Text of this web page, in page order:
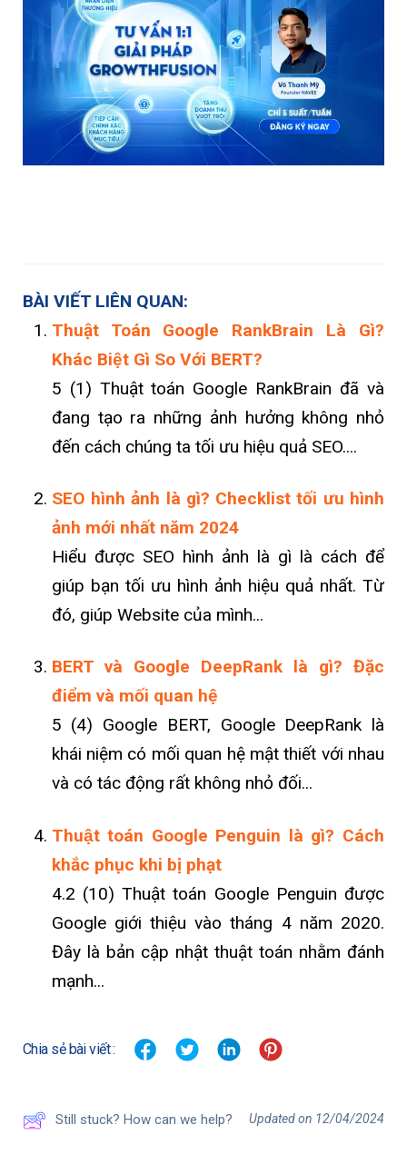
BÀI VIẾT LIÊN QUAN:
Thuật Toán Google RankBrain Là Gì?
Khác Biệt Gì So Với BERT?
5 (1) Thuật toán Google RankBrain đã và
đang tạo ra những ảnh hưởng không nhỏ
đến cách chúng ta tối ưu hiệu quả SEO....
SEO hình ảnh là gì? Checklist tối ưu hình
ảnh mới nhất năm 2024
Hiểu được SEO hình ảnh là gì là cách để
giúp bạn tối ưu hình ảnh hiệu quả nhất. Từ
đó, giúp Website của mình...
BERT và Google DeepRank là gì? Đặc
điểm và mối quan hệ
5 (4) Google BERT, Google DeepRank là
khái niệm có mối quan hệ mật thiết với nhau
và có tác động rất không nhỏ đối...
Thuật toán Google Penguin là gì? Cách
khắc phục khi bị phạt
4.2 (10) Thuật toán Google Penguin được
Google giới thiệu vào tháng 4 năm 2020.
Đây là bản cập nhật thuật toán nhằm đánh
mạnh...
Chia sẻ bài viết :
Still stuck? How can we help? Updated on 12/04/2024